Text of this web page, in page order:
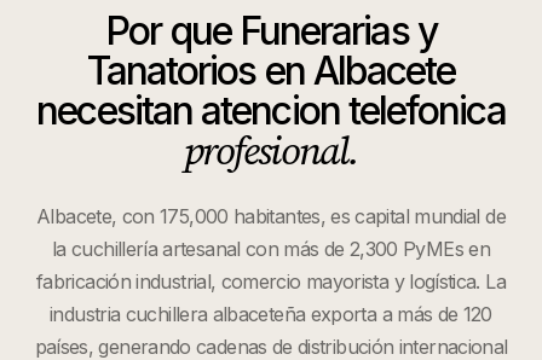
Por que Funerarias y
TanatoriosenAlbacete
necesitan atencion telefonica
profesional.
Albacete, con 175,000 habitantes, es capital mundial de
la cuchillería artesanal con más de 2,300 PyMEs en
fabricación industrial, comercio mayorista y logística. La
industria cuchillera albaceteña exporta a más de 120
países, generando cadenas de distribución internacional